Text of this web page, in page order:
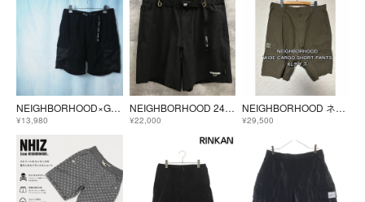
NEIGHBORHOOD×GRAMICCI｜20SS Solid/C-ST（S）
¥13,980
NEIGHBORHOOD 24SS MULTI FUNCTIONAL SHORT PANTS ネイバーフッド ショートパンツ【F1621-004】
¥22,000
NEIGHBORHOOD ネイバーフッド ワイド カーゴ ショートパンツ XLサイズ WIDE CARGO SHORT PANTS
¥29,500